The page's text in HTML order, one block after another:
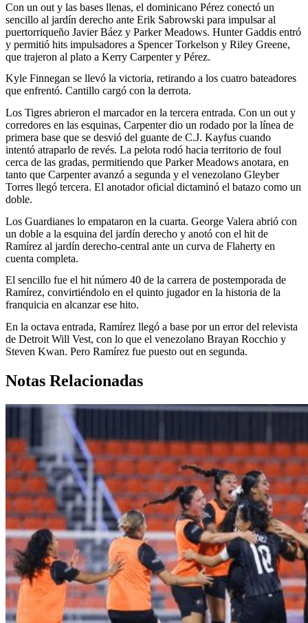
Con un out y las bases llenas, el dominicano Pérez conectó un
sencillo al jardín derecho ante Erik Sabrowski para impulsar al
puertorriqueño Javier Báez y Parker Meadows. Hunter Gaddis entró
y permitió hits impulsadores a Spencer Torkelson y Riley Greene,
que trajeron al plato a Kerry Carpenter y Pérez.
Kyle Finnegan se llevó la victoria, retirando a los cuatro bateadores
que enfrentó. Cantillo cargó con la derrota.
Los Tigres abrieron el marcador en la tercera entrada. Con un out y
corredores en las esquinas, Carpenter dio un rodado por la línea de
primera base que se desvió del guante de C.J. Kayfus cuando
intentó atraparlo de revés. La pelota rodó hacia territorio de foul
cerca de las gradas, permitiendo que Parker Meadows anotara, en
tanto que Carpenter avanzó a segunda y el venezolano Gleyber
Torres llegó tercera. El anotador oficial dictaminó el batazo como un
doble.
Los Guardianes lo empataron en la cuarta. George Valera abrió con
un doble a la esquina del jardín derecho y anotó con el hit de
Ramírez al jardín derecho-central ante un curva de Flaherty en
cuenta completa.
El sencillo fue el hit número 40 de la carrera de postemporada de
Ramírez, convirtiéndolo en el quinto jugador en la historia de la
franquicia en alcanzar ese hito.
En la octava entrada, Ramírez llegó a base por un error del relevista
de Detroit Will Vest, con lo que el venezolano Brayan Rocchio y
Steven Kwan. Pero Ramírez fue puesto out en segunda.
Notas Relacionadas